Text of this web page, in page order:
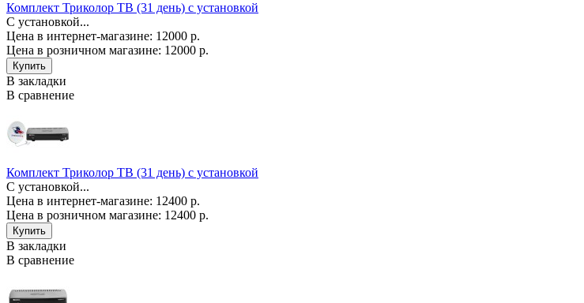
Комплект Триколор ТВ (31 день) с установкой
С установкой...
Цена в интернет-магазине: 12000 р.
Цена в розничном магазине: 12000 р.
В закладки
В сравнение
Комплект Триколор ТВ (31 день) с установкой
С установкой...
Цена в интернет-магазине: 12400 р.
Цена в розничном магазине: 12400 р.
В закладки
В сравнение